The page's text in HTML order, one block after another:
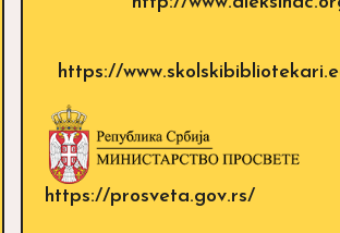
https://
https://prosveta.gov.rs/